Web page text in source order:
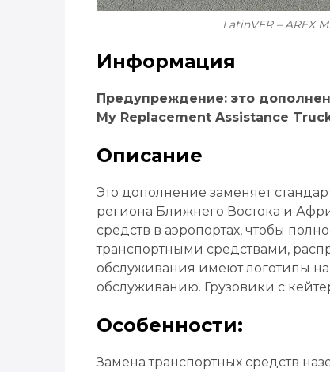
LatinVFR – AREX
Информация
Предупреждение: это
My Replacement Assistance
Описание
Это дополнение заменяет
региона Ближнего Востока и
средств в аэропортах, чтобы
транспортными средствами,
обслуживания имеют логотипы
обслуживанию. Грузовики с
Особенности:
Замена транспортных средств